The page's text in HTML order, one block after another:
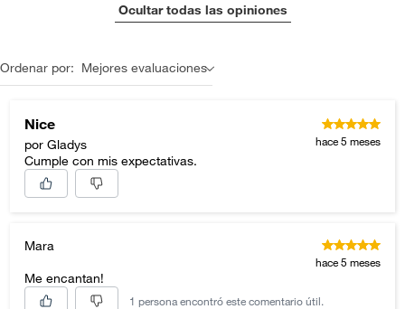
Ocultar todas las opiniones
Ordenar por: Mejores evaluaciones
Nice
por Gladys hace 5 meses
Cumple con mis expectativas.
Mara
hace 5 meses
Me encantan!
1 persona encontró este comentario útil.